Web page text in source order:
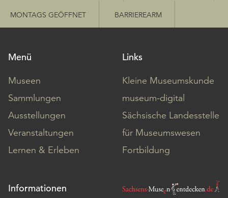
MONTAGS GEÖFFNET BARRIEREARM
Menü
Museen
Sammlungen
Ausstellungen
Veranstaltungen
Lernen & Erleben
Links
Kleine Museumskunde
museum-digital
Sächsische Landesstelle
für Museumswesen
Fortbildung
Informationen